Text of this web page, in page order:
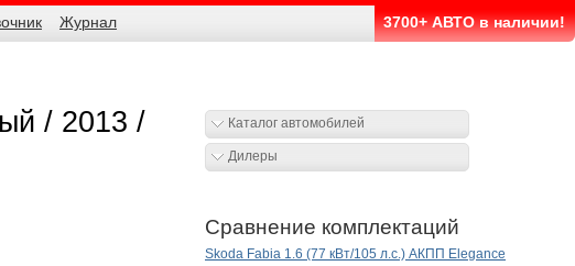
Журнал 3700+ АВТО в наличии!
/ 2013 /
Каталог автомобилей
Дилеры
Сравнение комплектаций
Skoda Fabia 1.6 (77 кВт/105 л.с.) АКПП Elegance